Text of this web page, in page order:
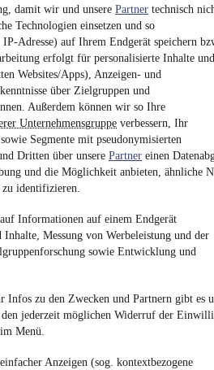
damit wir und unsere Partner technisch
Technologien einsetzen und so
IP-Adresse) auf Ihrem Endgerät speichern
erfolgt für personalisierte Inhalte und
Websites/Apps), Anzeigen- und
über Zielgruppen und
Außerdem können wir so Ihre
Unternehmensgruppe verbessern, Ihr
Segmente mit pseudonymisierten
Dritten über unsere Partner einen
und die Möglichkeit anbieten, ähnliche
zu identifizieren.
Informationen auf einem Endgerät
Inhalte, Messung von Werbeleistung und der
sowie Entwicklung und
Infos zu den Zwecken und Partnern gibt es
jederzeit möglichen Widerruf der
Menü.
Anzeigen (sog. kontextbezogene
• 227.000 km•90 kW (122 PS)•Diesel
Kontakt
und einfach